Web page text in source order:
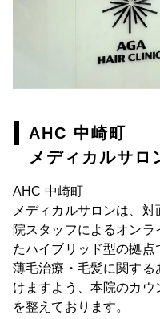
AHC 中崎町
メディカルサロ
AHC 中崎町
メディカルサロンは、
院スタッフによるオン
たハイブリッド型の拠点
薄毛治療・毛髪に関す
けますよう、本院のカウ
を整えております。